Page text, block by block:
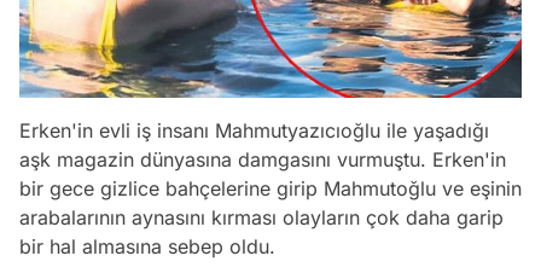
Erken'in evli iş insanı Mahmutyazıcıoğlu ile yaşadığı
aşk magazin dünyasına damgasını vurmuştu. Erken'in
bir gece gizlice bahçelerine girip Mahmutoğlu ve eşinin
arabalarının aynasını kırması olayların çok daha garip
bir hal almasına sebep oldu.